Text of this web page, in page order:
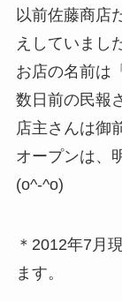
以前佐藤商店
えしていまし
お店の名前は
数日前の民報
店主さんは御
オープンは、
(o^-^o)
＊2012年7月
ます。